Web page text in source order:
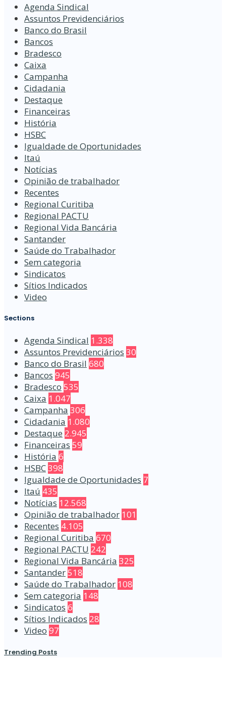
Agenda Sindical
Assuntos Previdenciários
Banco do Brasil
Bancos
Bradesco
Caixa
Campanha
Cidadania
Destaque
Financeiras
História
HSBC
Igualdade de Oportunidades
Itaú
Notícias
Opinião de trabalhador
Recentes
Regional Curitiba
Regional PACTU
Regional Vida Bancária
Santander
Saúde do Trabalhador
Sem categoria
Sindicatos
Sítios Indicados
Video
Sections
Agenda Sindical 1.338
Assuntos Previdenciários 30
Banco do Brasil 680
Bancos 945
Bradesco 535
Caixa 1.047
Campanha 306
Cidadania 1.080
Destaque 2.945
Financeiras 59
História 6
HSBC398
Igualdade de Oportunidades 7
Itaú 435
Notícias 12.568
Opinião de trabalhador 101
Recentes 4.105
Regional Curitiba 670
Regional PACTU 242
Regional Vida Bancária 325
Santander518
Saúde do Trabalhador 108
Sem categoria 148
Sindicatos 6
Sítios Indicados 28
Video 97
Trending Posts